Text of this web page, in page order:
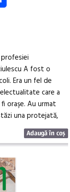
A fost o
Era un fel de
care a
oraşe. Au urmat
una protejată,